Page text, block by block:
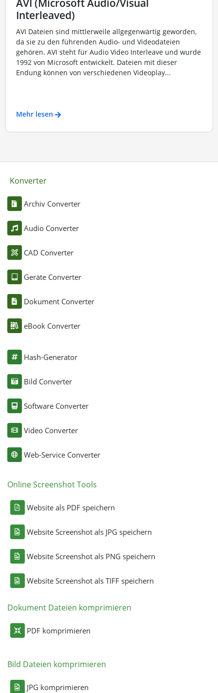
AVI (Microsoft Audio/Visual
Interleaved)
AVI Dateien sind mittlerweile allgegenwärtig geworden,
da sie zu den führenden Audio- und Videodateien
gehören. AVI steht für Audio Video Interleave und wurde
1992 von Microsoft entwickelt. Dateien mit dieser
Endung können von verschiedenen Videoplay...
Mehr lesen
Konverter
Archiv Converter
Audio Converter
CAD Converter
Geräte Converter
Dokument Converter
eBook Converter
Hash-Generator
Bild Converter
Software Converter
Video Converter
Web-Service Converter
Online Screenshot Tools
Website als PDF speichern
Website Screenshot als JPG speichern
Website Screenshot als PNG speichern
Website Screenshot als TIFF speichern
Dokument Dateien komprimieren
PDF komprimieren
Bild Dateien komprimieren
JPG komprimieren